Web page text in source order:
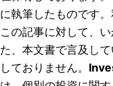
に執筆したものです
この記事に対して、
た、本文書で言及し
しておりません。